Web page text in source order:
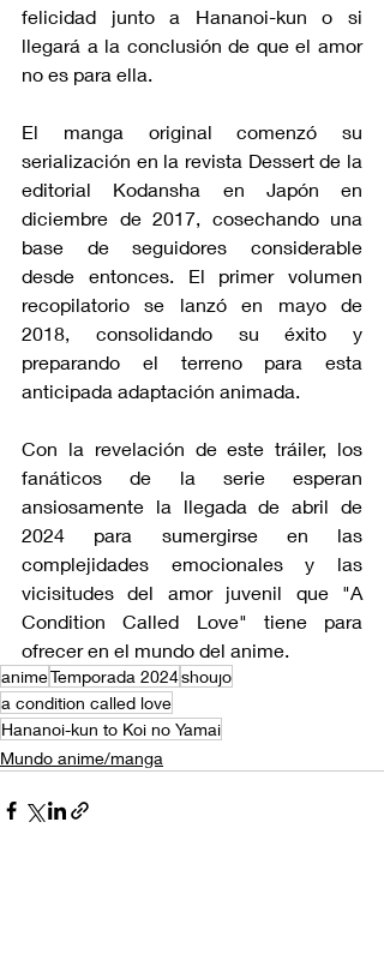
felicidad junto a Hananoi-kun o si
llegará a la conclusión de que el amor
no es para ella.
El manga original comenzó su
serialización en la revista Dessert de la
editorial Kodansha en Japón en
diciembre de 2017, cosechando una
base de seguidores considerable
desde entonces. El primer volumen
recopilatorio se lanzó en mayo de
2018, consolidando su éxito y
preparando el terreno para esta
anticipada adaptación animada.
Con la revelación de este tráiler, los
fanáticos de la serie esperan
ansiosamente la llegada de abril de
2024 para sumergirse en las
complejidades emocionales y las
vicisitudes del amor juvenil que "A
Condition Called Love" tiene para
ofrecer en el mundo del anime.
animeTemporada 2024shoujo
a condition called love
Hananoi-kun to Koi no Yamai
Mundo anime/manga